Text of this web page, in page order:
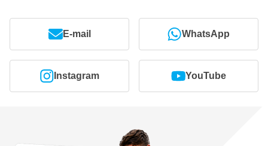
E-mail WhatsApp
Instagram YouTube